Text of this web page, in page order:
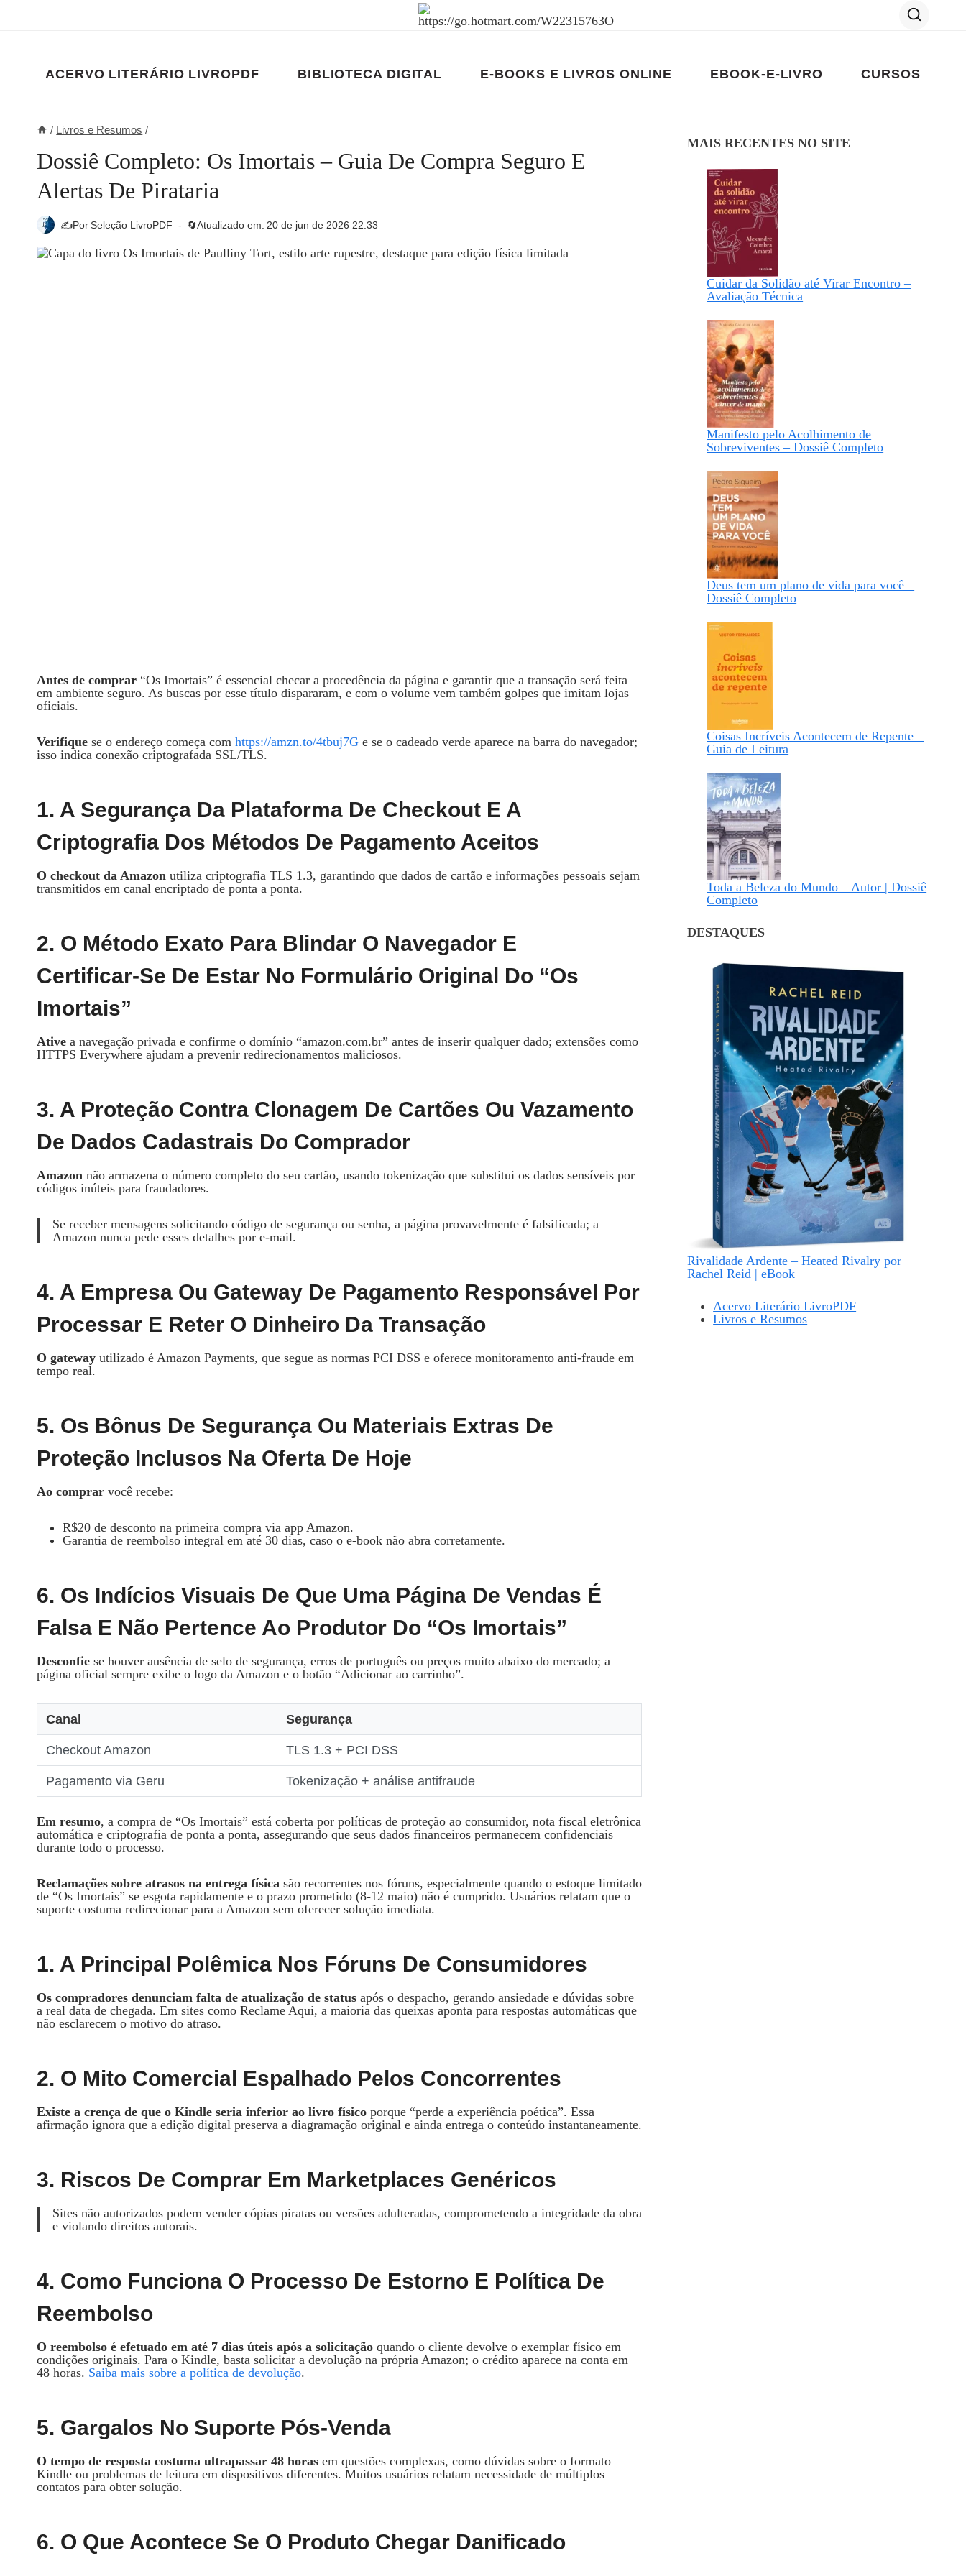
ACERVO LITERÁRIO LIVROPDF BIBLIOTECA DIGITAL E-BOOKS E LIVROS ONLINE EBOOK-E-LIVRO CURSOS
/ Livros e Resumos /
Dossiê Completo: Os Imortais – Guia De Compra Seguro E
Alertas De Pirataria
✍️PorSeleção LivroPDF 🔄Atualizado em: 20 de jun de 2026 22:33
Antes de comprar “Os Imortais” é essencial checar a procedência da página e garantir que a transação será feita
em ambiente seguro. As buscas por esse título dispararam, e com o volume vem também golpes que imitam lojas
oficiais.
Verifique se o endereço começa com https://amzn.to/4tbuj7G e se o cadeado verde aparece na barra do navegador;
isso indica conexão criptografada SSL/TLS.
1. A Segurança Da Plataforma De Checkout E A
Criptografia Dos Métodos De Pagamento Aceitos
O checkout da Amazon utiliza criptografia TLS 1.3, garantindo que dados de cartão e informações pessoais sejam
transmitidos em canal encriptado de ponta a ponta.
2. O Método Exato Para Blindar O Navegador E
Certificar‑se De Estar No Formulário Original Do “Os
Imortais”
Ative a navegação privada e confirme o domínio “amazon.com.br” antes de inserir qualquer dado; extensões como
HTTPS Everywhere ajudam a prevenir redirecionamentos maliciosos.
3. A Proteção Contra Clonagem De Cartões Ou Vazamento
De Dados Cadastrais Do Comprador
Amazon não armazena o número completo do seu cartão, usando tokenização que substitui os dados sensíveis por
códigos inúteis para fraudadores.
Se receber mensagens solicitando código de segurança ou senha, a página provavelmente é falsificada; a
Amazon nunca pede esses detalhes por e‑mail.
4. A Empresa Ou Gateway De Pagamento Responsável Por
Processar E Reter O Dinheiro Da Transação
O gateway utilizado é Amazon Payments, que segue as normas PCI DSS e oferece monitoramento anti‑fraude em
tempo real.
5. Os Bônus De Segurança Ou Materiais Extras De
Proteção Inclusos Na Oferta De Hoje
Ao comprar você recebe:
R$20 de desconto na primeira compra via app Amazon.
Garantia de reembolso integral em até 30 dias, caso o e‑book não abra corretamente.
6. Os Indícios Visuais De Que Uma Página De Vendas É
Falsa E Não Pertence Ao Produtor Do “Os Imortais”
Desconfie se houver ausência de selo de segurança, erros de português ou preços muito abaixo do mercado; a
página oficial sempre exibe o logo da Amazon e o botão “Adicionar ao carrinho”.
Canal Segurança
Checkout Amazon TLS 1.3 + PCI DSS
Pagamento via Geru Tokenização + análise antifraude
Em resumo, a compra de “Os Imortais” está coberta por políticas de proteção ao consumidor, nota fiscal eletrônica
automática e criptografia de ponta a ponta, assegurando que seus dados financeiros permanecem confidenciais
durante todo o processo.
Reclamações sobre atrasos na entrega física são recorrentes nos fóruns, especialmente quando o estoque limitado
de “Os Imortais” se esgota rapidamente e o prazo prometido (8‑12 maio) não é cumprido. Usuários relatam que o
suporte costuma redirecionar para a Amazon sem oferecer solução imediata.
1. A Principal Polêmica Nos Fóruns De Consumidores
Os compradores denunciam falta de atualização de status após o despacho, gerando ansiedade e dúvidas sobre
a real data de chegada. Em sites como Reclame Aqui, a maioria das queixas aponta para respostas automáticas que
não esclarecem o motivo do atraso.
2. O Mito Comercial Espalhado Pelos Concorrentes
Existe a crença de que o Kindle seria inferior ao livro físico porque “perde a experiência poética”. Essa
afirmação ignora que a edição digital preserva a diagramação original e ainda entrega o conteúdo instantaneamente.
3. Riscos De Comprar Em Marketplaces Genéricos
Sites não autorizados podem vender cópias piratas ou versões adulteradas, comprometendo a integridade da obra
e violando direitos autorais.
4. Como Funciona O Processo De Estorno E Política De
Reembolso
O reembolso é efetuado em até 7 dias úteis após a solicitação quando o cliente devolve o exemplar físico em
condições originais. Para o Kindle, basta solicitar a devolução na própria Amazon; o crédito aparece na conta em
48 horas. Saiba mais sobre a política de devolução.
5. Gargalos No Suporte Pós‑venda
O tempo de resposta costuma ultrapassar 48 horas em questões complexas, como dúvidas sobre o formato
Kindle ou problemas de leitura em dispositivos diferentes. Muitos usuários relatam necessidade de múltiplos
contatos para obter solução.
6. O Que Acontece Se O Produto Chegar Danificado
MAIS RECENTES NO SITE
Cuidar da Solidão até Virar Encontro –
Avaliação Técnica
Manifesto pelo Acolhimento de
Sobreviventes – Dossiê Completo
Deus tem um plano de vida para você –
Dossiê Completo
Coisas Incríveis Acontecem de Repente –
Guia de Leitura
Toda a Beleza do Mundo – Autor | Dossiê
Completo
DESTAQUES
Rivalidade Ardente – Heated Rivalry por
Rachel Reid | eBook
Acervo Literário LivroPDF
Livros e Resumos